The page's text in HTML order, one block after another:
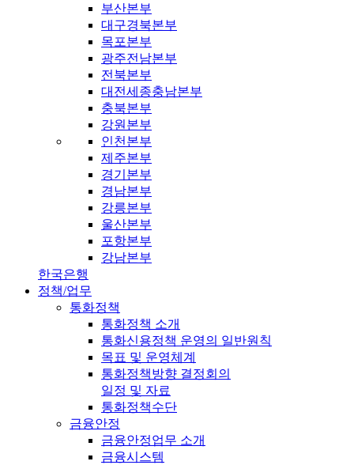
부산본부
대구경북본부
목포본부
광주전남본부
전북본부
대전세종충남본부
충북본부
강원본부
인천본부
제주본부
경기본부
경남본부
강릉본부
울산본부
포항본부
강남본부
한국은행
정책/업무
통화정책
통화정책 소개
통화신용정책 운영의 일반원칙
목표 및 운영체계
통화정책방향 결정회의
일정 및 자료
통화정책수단
금융안정
금융안정업무 소개
금융시스템